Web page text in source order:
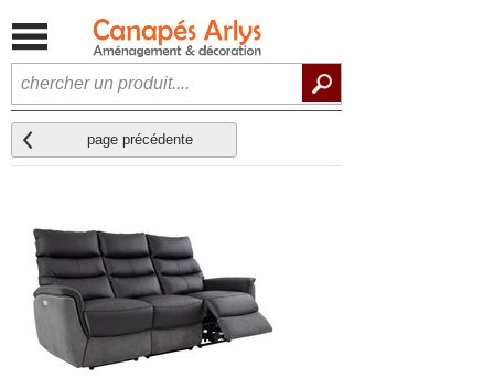
page précédente